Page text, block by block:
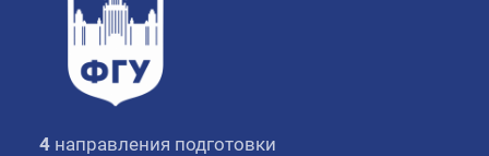
4 направления подготовки